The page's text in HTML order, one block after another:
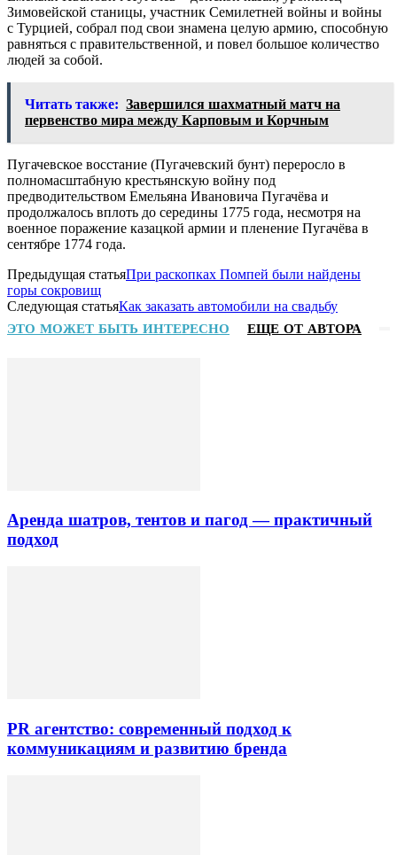
Зимовейской станицы, участник Семилетней войны и войны
с Турцией, собрал под свои знамена целую армию, способную
равняться с правительственной, и повел большое количество
людей за собой.
Читать также: Завершился шахматный матч на
первенство мира между Карповым и Корчным
Пугачевское восстание (Пугачевский бунт) переросло в
полномасштабную крестьянскую войну под
предводительством Емельяна Ивановича Пугачёва и
продолжалось вплоть до середины 1775 года, несмотря на
военное поражение казацкой армии и пленение Пугачёва в
сентябре 1774 года.
Предыдущая статьяПри раскопках Помпей были найдены
горы сокровищ
Следующая статьяКак заказать автомобили на свадьбу
ЭТО МОЖЕТ БЫТЬ ИНТЕРЕСНО ЕЩЕ ОТ АВТОРА
Аренда шатров, тентов и пагод — практичный
подход
PR агентство: современный подход к
коммуникациям и развитию бренда